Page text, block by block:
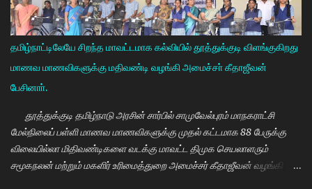
தமிழ்நாட்டிலேயே சிறந்த மாவட்டமாக கல்வியில் தூத்துக்குடி விளங்குகிறது
மாணவ மாணவிகளுக்கு மதிவண்டி வழங்கி அமைச்சா் கீதாஜீவன்
பேசினாா்.
தூத்துக்குடி தமிழ்நாடு அரசின் சார்பில் சாமுவேல்புரம் மாநகராட்சி
மேல்நிலைப் பள்ளி மாணவ மாணவிகளுக்கு முதல் கட்டமாக 88 பேருக்கு
விலையில்லா மிதிவண்டிகளை வடக்கு மாவட்ட திமுக செயலாளரும்
சமூகநலன் மற்றும் மகளிர் உரிமைத்துறை அமைச்சர் கீதாஜீவன் வழங்கி